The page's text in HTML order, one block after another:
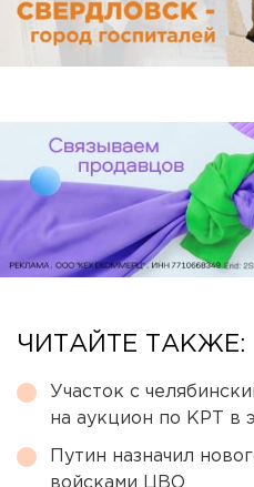
ЧИТАЙТЕ ТАКЖЕ:
Участок с
на аукцион по КРТ в
Путин назначил
войсками ЦВО